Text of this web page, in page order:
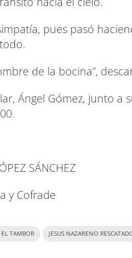
pues pasó
de la bocina”,
Ángel Gómez, junto a
TAMBOR JESUS NAZARENO